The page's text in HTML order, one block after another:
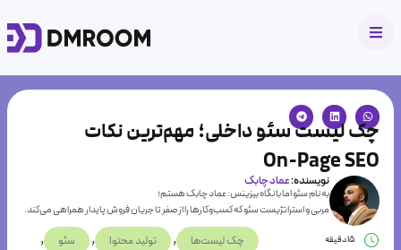
چک لیست سئو داخلی؛ مهم‌ترین نکات
On‑Page SEO
نویسنده:عماد چابک
به نام سئو اما با نگاه بیزینس: عماد چابک هستم؛
مربی و استراتژیست سئو که کسب‌وکارها را از صفر تا جریان فروش پایدار همراهی می‌کند.
15دقیقه چک لیست‌ها , تولید محتوا , سئو ,